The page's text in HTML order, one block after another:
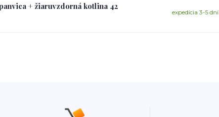
+ žiaruvzdorná kotlina 42
expedícia 3-5 dní